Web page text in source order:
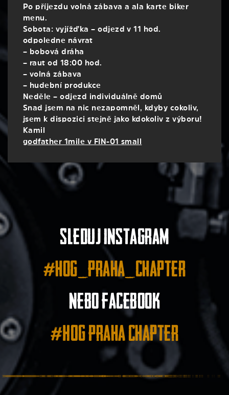
Po příjezdu volná zábava a ala karte biker
menu.
Sobota: vyjížďka – odjezd v 11 hod.
odpoledne návrat
– bobová dráha
– raut od 18:00 hod.
– volná zábava
– hudební produkce
Neděle – odjezd individuálně domů
Snad jsem na nic nezapomněl, kdyby cokoliv,
jsem k dispozici stejně jako kdokoliv z výboru!
Kamil
godfather 1mile v FIN-01 small
Sleduj instagram
#hog_praha_chapter
nebo facebook
#HOG Praha Chapter